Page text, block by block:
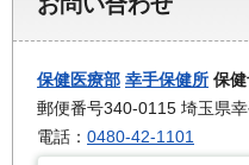
保健医療部 幸手保健所 保
郵便番号340-0115 埼玉県
電話： 0480-42-1101